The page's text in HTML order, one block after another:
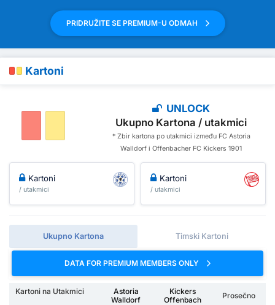
PRIDRUŽITE SE PREMIUM-U ODMAH
Kartoni
UNLOCK
Ukupno Kartona / utakmici
* Zbir kartona po utakmici između FC Astoria
Walldorf i Offenbacher FC Kickers 1901
Kartoni
/ utakmici
Kartoni
/ utakmici
Ukupno Kartona Timski Kartoni
DATA FOR PREMIUM MEMBERS ONLY
Kartoni na Utakmici
Astoria
Walldorf
Kickers
Offenbach
Prosečno